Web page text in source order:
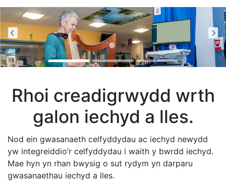
Rhoi creadigrwydd wrth
galon iechyd a lles.
Nod ein gwasanaeth celfyddydau ac iechyd newydd
yw integreiddio’r celfyddydau i waith y bwrdd iechyd.
Mae hyn yn rhan bwysig o sut rydym yn darparu
gwasanaethau iechyd a lles.